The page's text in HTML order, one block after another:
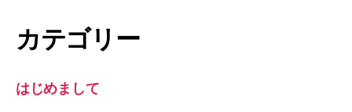
カテゴリー
はじめまして